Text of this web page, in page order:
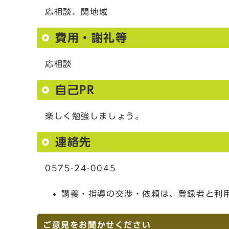
応相談、関地域
費用・謝礼等
応相談
自己PR
楽しく勉強しましょう。
連絡先
0575-24-0045
講義・指導の交渉・依頼は、登録者と利
ご意見をお聞かせください